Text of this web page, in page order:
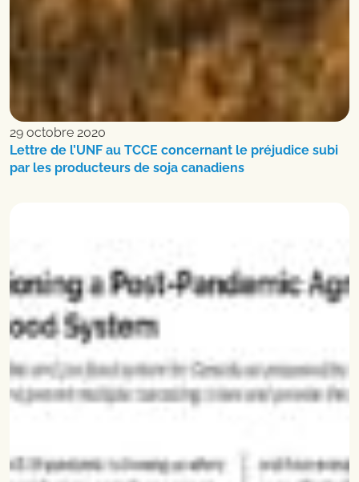
29 octobre 2020
Lettre de l’UNF au TCCE concernant le préjudice subi
par les producteurs de soja canadiens